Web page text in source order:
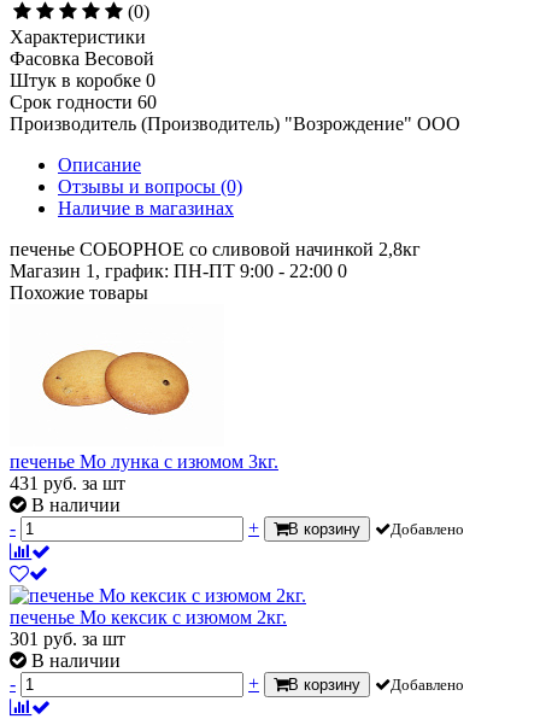
(0)
Характеристики
Фасовка Весовой
Штук в коробке 0
Срок годности 60
Производитель (Производитель) "Возрождение" ООО
Описание
Отзывы и вопросы (0)
Наличие в магазинах
печенье СОБОРНОЕ со сливовой начинкой 2,8кг
Магазин 1, график: ПН-ПТ 9:00 - 22:00 0
Похожие товары
печенье Мо лунка с изюмом 3кг.
431 руб. за шт
В наличии
-
+ В корзину Добавлено
печенье Мо кексик с изюмом 2кг.
301 руб. за шт
В наличии
-
+ В корзину Добавлено